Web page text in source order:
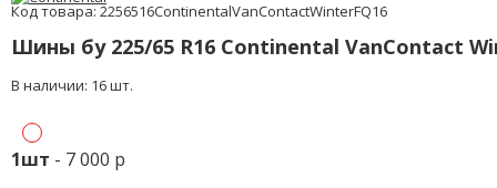
Код товара: 2256516ContinentalVanContactWinterFQ16
Шины бу 225/65 R16 Continental VanContact
В наличии: 16 шт.
1шт - 7 000 р